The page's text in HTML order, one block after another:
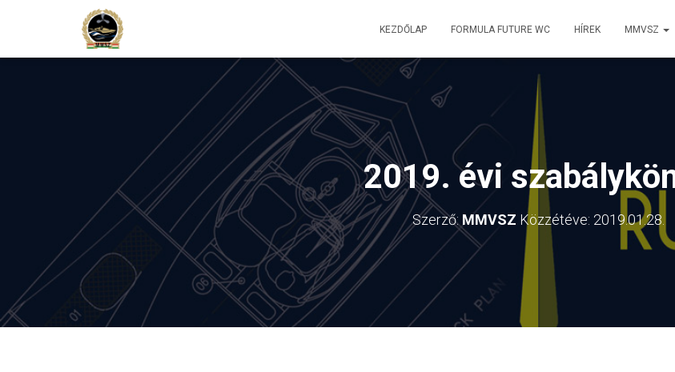
KEZDŐLAP FORMULA FUTURE WC HÍREK MMVSZ
2019. évi
Szerző: MMVSZ Közzétéve: 2019.01.28.